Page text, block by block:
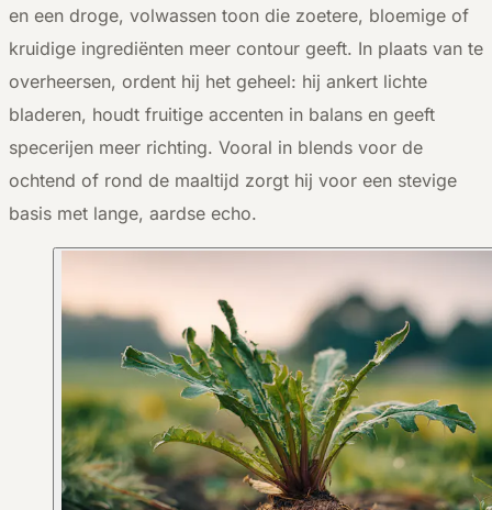
en een droge, volwassen toon die zoetere, bloemige of
kruidige ingrediënten meer contour geeft. In plaats van te
overheersen, ordent hij het geheel: hij ankert lichte
bladeren, houdt fruitige accenten in balans en geeft
specerijen meer richting. Vooral in blends voor de
ochtend of rond de maaltijd zorgt hij voor een stevige
basis met lange, aardse echo.